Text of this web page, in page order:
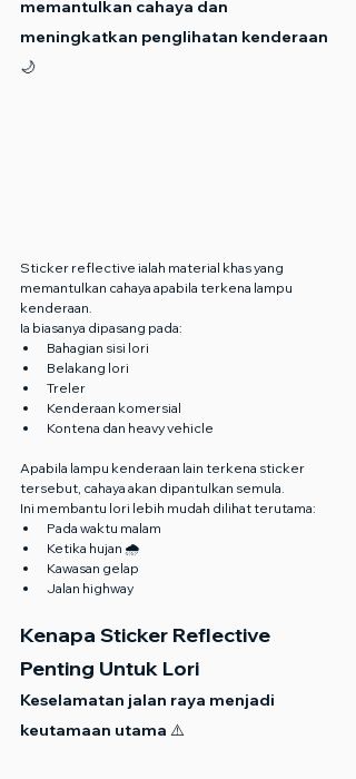
memantulkan cahaya dan
meningkatkan penglihatan kenderaan
🌙
Sticker reflective ialah material khas yang
memantulkan cahaya apabila terkena lampu
kenderaan.
Ia biasanya dipasang pada:
Bahagian sisi lori
Belakang lori
Treler
Kenderaan komersial
Kontena dan heavy vehicle
Apabila lampu kenderaan lain terkena sticker
tersebut, cahaya akan dipantulkan semula.
Ini membantu lori lebih mudah dilihat terutama:
Pada waktu malam
Ketika hujan 🌧️
Kawasan gelap
Jalan highway
Kenapa Sticker Reflective
Penting Untuk Lori
Keselamatan jalan raya menjadi
keutamaan utama ⚠️